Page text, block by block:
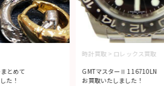
とめて
た！
時計買取 > ロレックス買取
GMTマスターⅡ 116710LN
お買取いたしました！